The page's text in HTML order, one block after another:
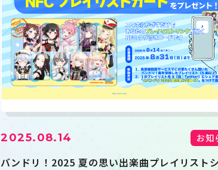
2025.08.14 お知
バンドリ！2025 夏の思い出楽曲プレイリスト